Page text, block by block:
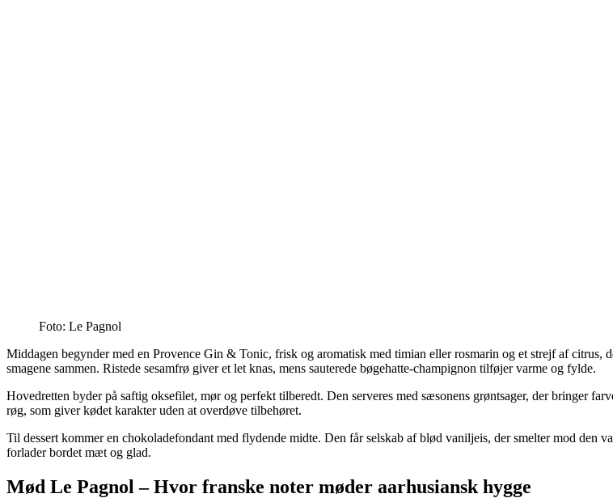
Foto: Le Pagnol
Middagen begynder med en Provence Gin & Tonic, frisk og aromatisk med timian eller rosmarin og et strejf af citrus,
smagene sammen. Ristede sesamfrø giver et let knas, mens sauterede bøgehatte-champignon tilføjer varme og fylde.
Hovedretten byder på saftig oksefilet, mør og perfekt tilberedt. Den serveres med sæsonens grøntsager, der bringer
røg, som giver kødet karakter uden at overdøve tilbehøret.
Til dessert kommer en chokoladefondant med flydende midte. Den får selskab af blød vaniljeis, der smelter mod den
forlader bordet mæt og glad.
Mød Le Pagnol – Hvor franske noter møder aarhusiansk hygge